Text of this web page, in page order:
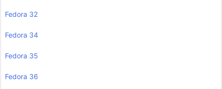
Fedora 32
Fedora 34
Fedora 35
Fedora 36